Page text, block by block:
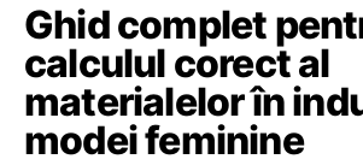
Ghid complet
calculul corect al
materialelor în
modei feminine